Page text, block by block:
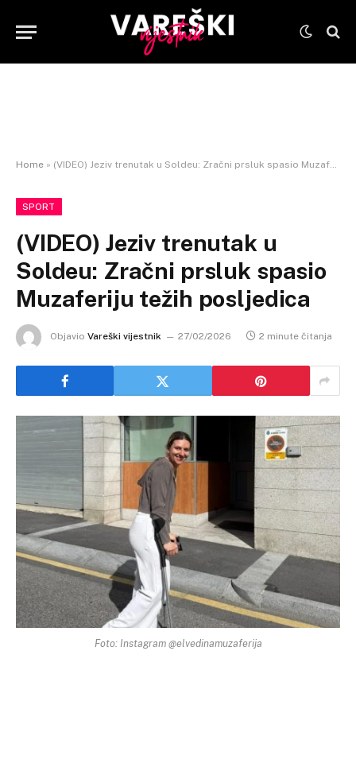
Home » (VIDEO) Jeziv trenutak u Soldeu: Zračni prsluk spasio Muzaferiju težih posljedica
SPORT
(VIDEO) Jeziv trenutak u
Soldeu: Zračni prsluk spasio
Muzaferiju težih posljedica
Objavio Vareški vijestnik 27/02/2026 2 minute čitanja
Foto: Instagram @elvedinamuzaferija